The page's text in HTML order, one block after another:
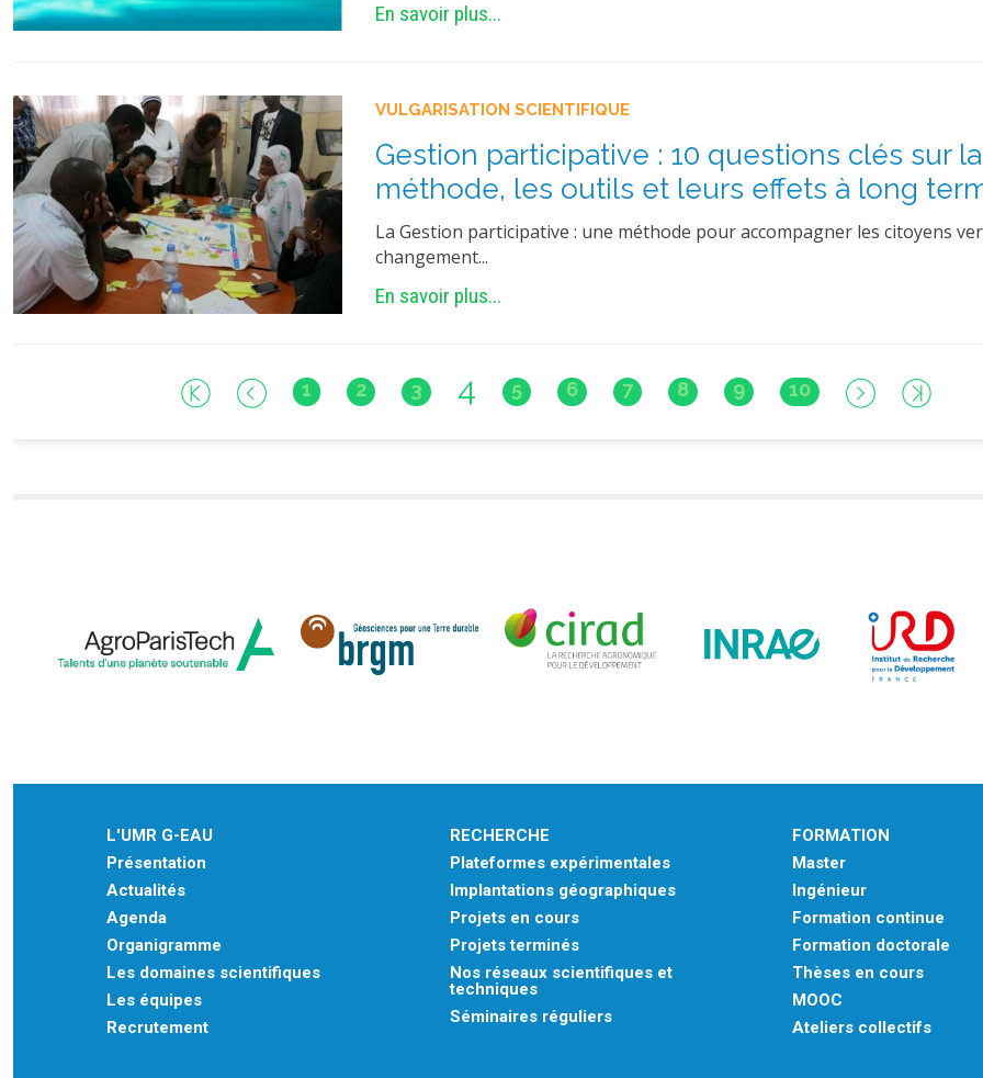
En savoir plus...
VULGARISATION SCIENTIFIQUE
Gestion participative : 10 questions clés sur la
méthode, les outils et leurs effets à long
La Gestion participative : une méthode pour accompagner les citoyens
changement...
En savoir plus...
1 2 3 4 5 6 7 8 9 10
L'UMR G-EAU
Présentation
Actualités
Agenda
Organigramme
Les domaines scientifiques
Les équipes
Recrutement
RECHERCHE
Plateformes expérimentales
Implantations géographiques
Projets en cours
Projets terminés
Nos réseaux scientifiques et
techniques
Séminaires réguliers
FORMATION
Master
Ingénieur
Formation continue
Formation doctorale
Thèses en cours
MOOC
Ateliers collectifs